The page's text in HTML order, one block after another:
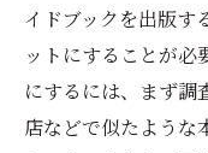
イドブックを出版す
ットにすることが必
にするには、まず調
店などで似たような